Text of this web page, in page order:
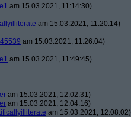
am 15.03.2021, 11:14:30)
am 15.03.2021, 11:20:14)
am 15.03.2021, 11:26:04)
am 15.03.2021, 11:49:45)
am 15.03.2021, 12:02:31)
am 15.03.2021, 12:04:16)
am 15.03.2021, 12:08:02)